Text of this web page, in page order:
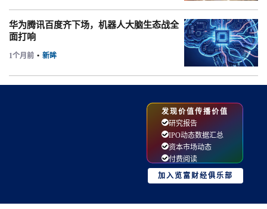
华为腾讯百度齐下场，机器人大脑生态战全
面打响
1个月前 • 新眸
发现价值传播价值
研究报告
IPO动态数据汇总
资本市场动态
付费阅读
加入览富财经俱乐部